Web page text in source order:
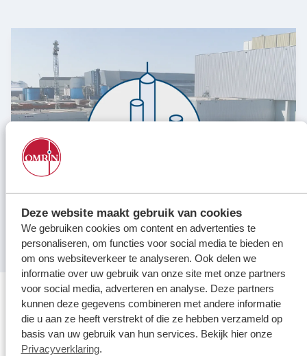
Deze website maakt gebruik van cookies
We gebruiken cookies om content en advertenties te
personaliseren, om functies voor social media te bieden en
om ons websiteverkeer te analyseren. Ook delen we
informatie over uw gebruik van onze site met onze partners
voor social media, adverteren en analyse. Deze partners
kunnen deze gegevens combineren met andere informatie
die u aan ze heeft verstrekt of die ze hebben verzameld op
basis van uw gebruik van hun services. Bekijk hier onze
Privacyverklaring.
Werken bij
Voor gemeenten
Voor leveranciers en bezoekers
CO2-afvanginstallatie Harlingen - Medio 2030